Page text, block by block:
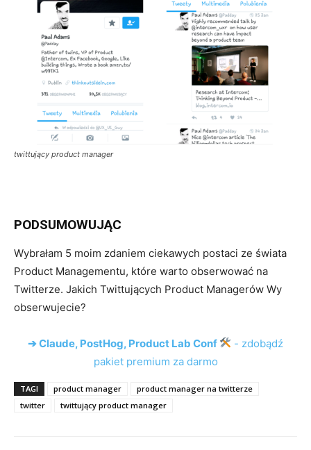
twittujący product manager
PODSUMOWUJĄC
Wybrałam 5 moim zdaniem ciekawych postaci ze świata
Product Managementu, które warto obserwować na
Twitterze. Jakich Twittujących Product Managerów Wy
obserwujecie?
➔ Claude, PostHog, Product Lab Conf
- zdobądź
pakiet premium za darmo
TAGI product manager
product manager na twitterze
twitter
twittujący product manager